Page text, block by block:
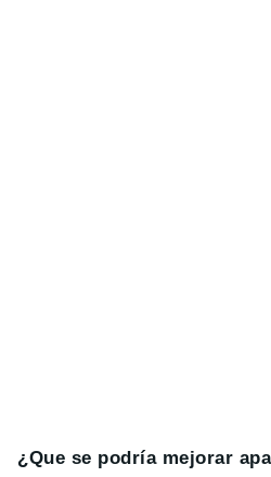
¿Que se podría mejorar